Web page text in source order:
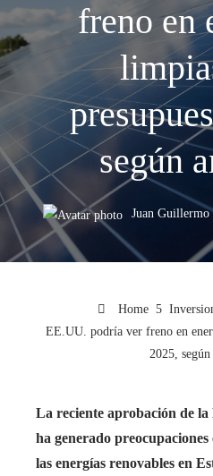
freno en
según
Juan Guillermo
Home
EE.UU. podría ver freno en
2025,
La reciente aprobación de la
ha generado preocupaciones
las energías renovables en